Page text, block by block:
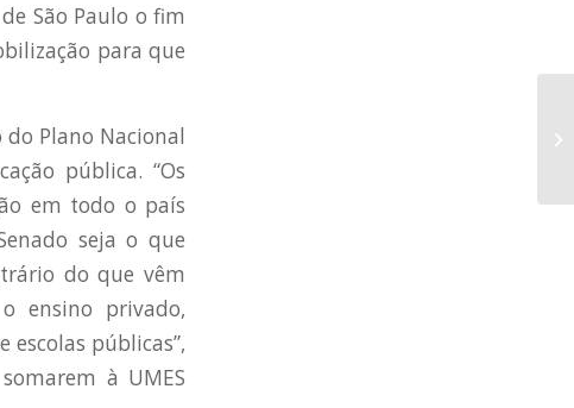
São Paulo o fim
para que
do Plano Nacional
pública. “Os
em todo o país
seja o que
do que vêm
ensino privado,
públicas”,
à UMES